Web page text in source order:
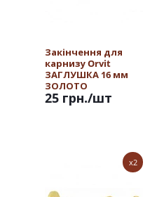
Закінчення для
карнизу Orvit
ЗАГЛУШКА 16 мм
ЗОЛОТО
25 грн./шт
x2